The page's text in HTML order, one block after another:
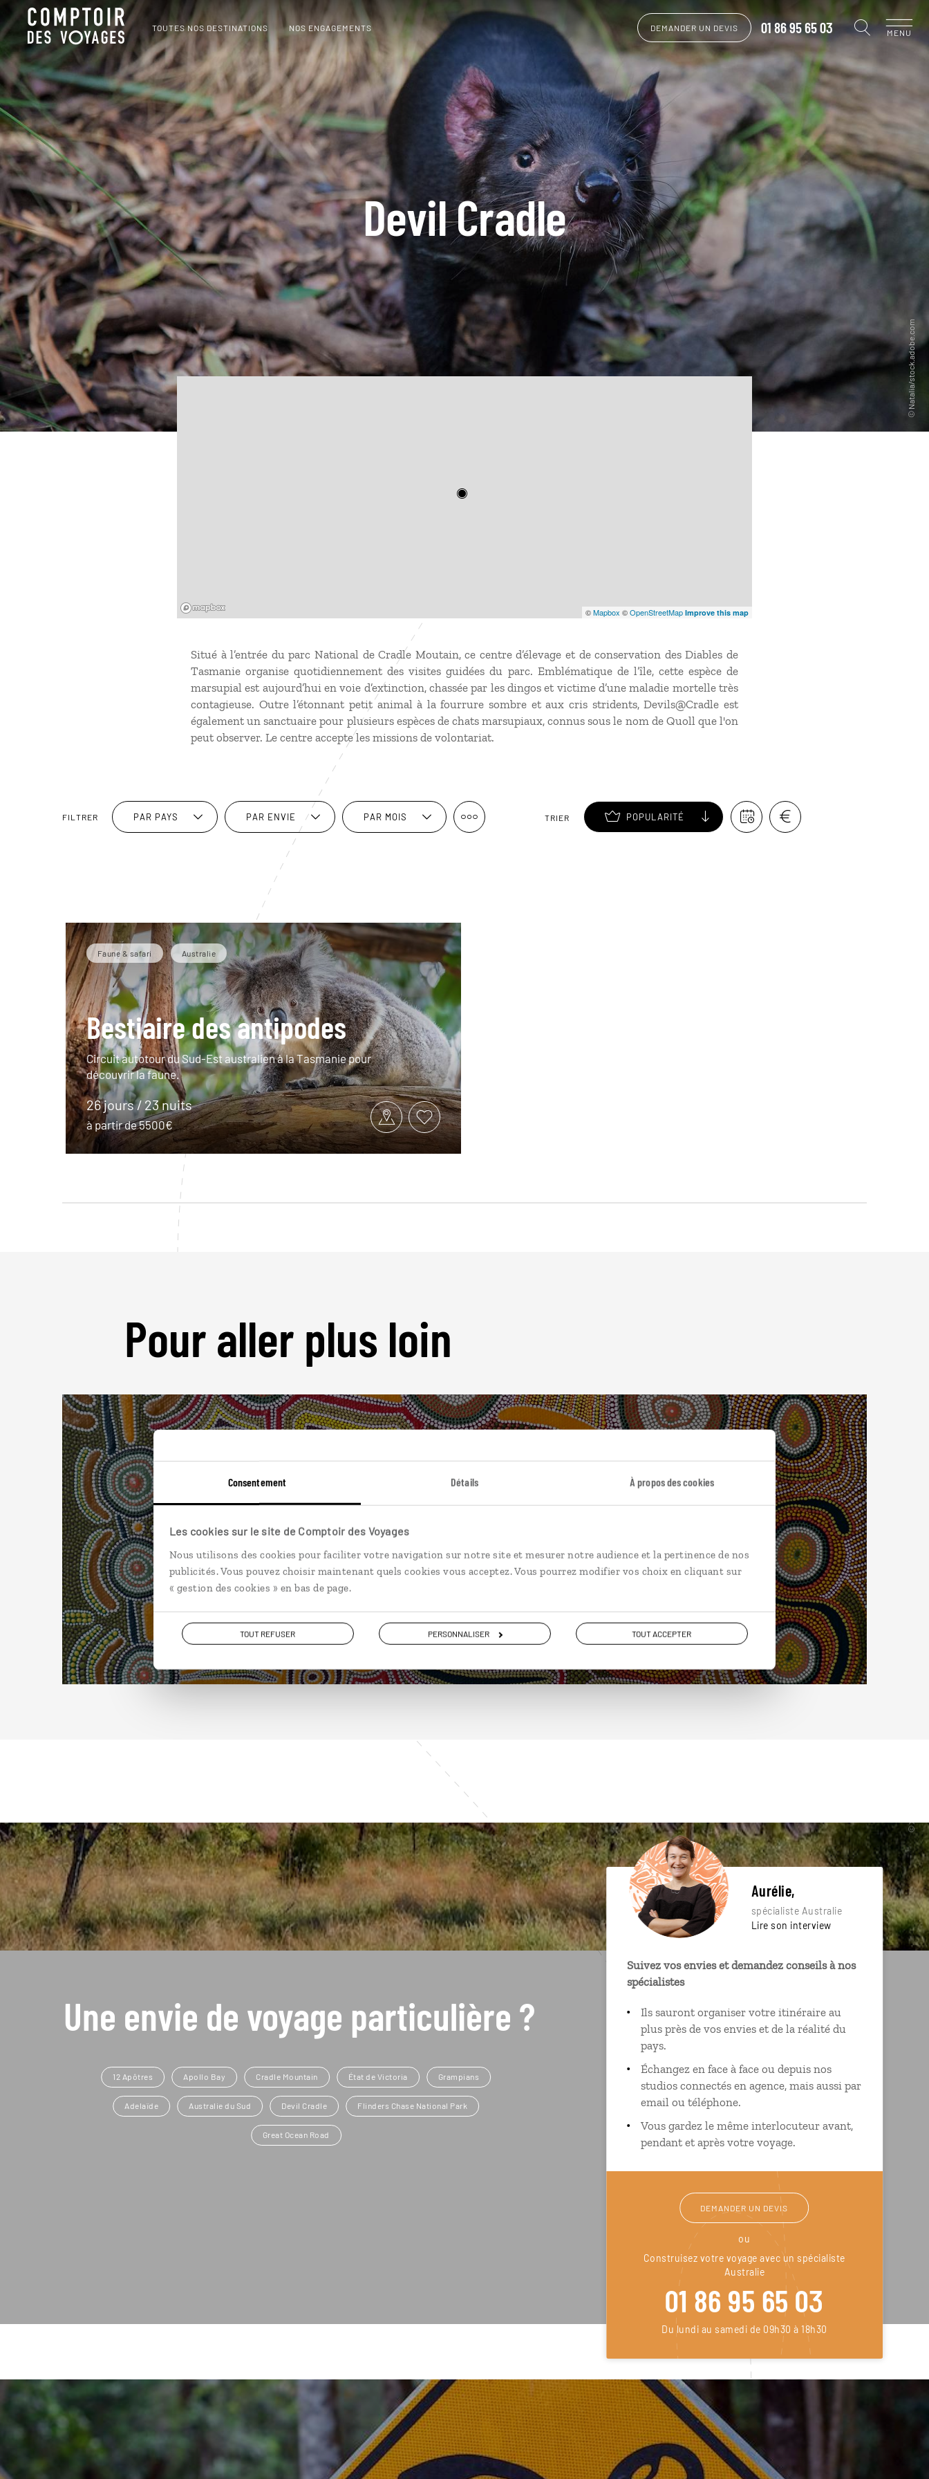
Consentement Détails À propos des cookies
Les cookies sur le site de Comptoir des Voyages
Nous utilisons des cookies pour faciliter votre navigation sur notre site et mesurer notre audience et la pertinence de nos
publicités. Vous pouvez choisir maintenant quels cookies vous acceptez. Vous pourrez modifier vos choix en cliquant sur
« gestion des cookies » en bas de page.
TOUT REFUSER PERSONNALISER TOUT ACCEPTER
TOUTES NOS DESTINATIONS NOS ENGAGEMENTS DEMANDER UN DEVIS 01 86 95 65 03 MENU
Devil Cradle
©Mapbox ©OpenStreetMap Improve this map
Situé à l’entrée du parc National de Cradle Moutain, ce centre d’élevage et de conservation des Diables de
Tasmanie organise quotidiennement des visites guidées du parc. Emblématique de l’île, cette espèce de
marsupial est aujourd’hui en voie d’extinction, chassée par les dingos et victime d’une maladie mortelle très
contagieuse. Outre l’étonnant petit animal à la fourrure sombre et aux cris stridents, Devils@Cradle est
également un sanctuaire pour plusieurs espèces de chats marsupiaux, connus sous le nom de Quoll que l'on
peut observer. Le centre accepte les missions de volontariat.
FILTRER PAR PAYS PAR ENVIE PAR MOIS TRIER POPULARITÉ
Faune & safari Australie
Bestiaire des antipodes
Circuit autotour du Sud-Est australien à la Tasmanie pour
découvrir la faune.
26 jours / 23 nuits
à partir de 5500€
Pour aller plus loin
Nos 9 idées de voyage
Australie
Une envie de voyage particulière ?
12 Apôtres Apollo Bay Cradle Mountain État de Victoria Grampians
Adelaïde Australie du Sud Devil Cradle Flinders Chase National Park
Great Ocean Road
Aurélie,
spécialiste Australie
Lire son interview
Suivez vos envies et demandez conseils à nos
spécialistes
Ils sauront organiser votre itinéraire au
plus près de vos envies et de la réalité du
pays.
Échangez en face à face ou depuis nos
studios connectés en agence, mais aussi par
email ou téléphone.
Vous gardez le même interlocuteur avant,
pendant et après votre voyage.
DEMANDER UN DEVIS
ou
Construisez votre voyage avec un spécialiste
Australie
01 86 95 65 03
Du lundi au samedi de 09h30 à 18h30